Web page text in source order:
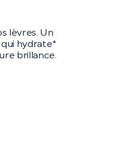
lèvres. Un
hydrate*
brillance.